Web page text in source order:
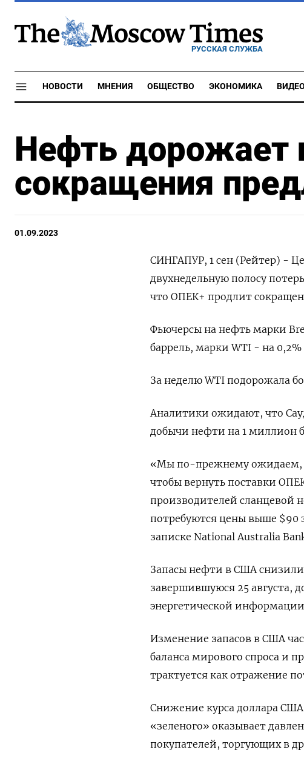
РУССКАЯ СЛУЖБА
НОВОСТИ МНЕНИЯ ОБЩЕСТВО ЭКОНОМИКА ВИДЕО
Нефть дорожает
сокращения
01.09.2023
СИНГАПУР, 1 сен (Рейтер) -
двухнедельную полосу
что ОПЕК+ продлит
Фьючерсы на нефть марки
баррель, марки WTI - на 0,2%
За неделю WTI подорожала
Аналитики ожидают, что
добычи нефти на 1 миллион
«Мы по-прежнему ожидаем,
чтобы вернуть поставки
производителей сланцевой
потребуются цены выше $90
записке National Australia
Запасы нефти в США
завершившуюся 25 августа,
энергетической информации
Изменение запасов в США
баланса мирового спроса и
трактуется как отражение
Снижение курса доллара США
«зеленого» оказывает
покупателей, торгующих в